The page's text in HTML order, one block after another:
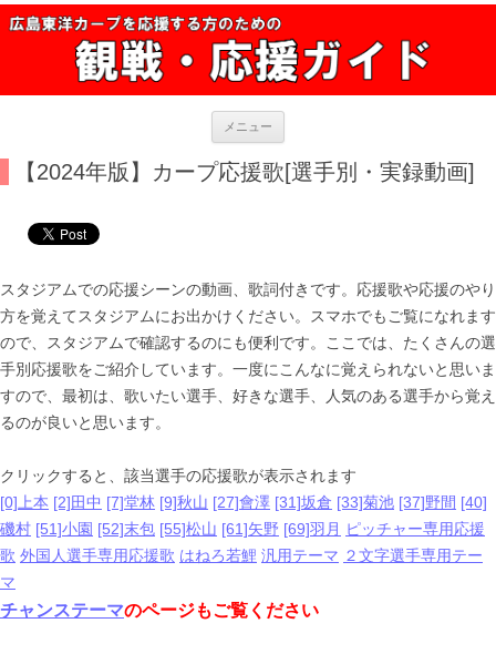
カープ応援ガイド 広島東洋カープの観戦・応援のために
広島カープがんばれ！カープを応援する方のために、実際の応援風景を交え
ながらスタジアムをガイドします。
メニュー
ン
ツ
【2024年版】カープ応援歌[選手別・実録動画]
スタジアムでの応援シーンの動画、歌詞付きです。応援歌や応援のやり
方を覚えてスタジアムにお出かけください。スマホでもご覧になれます
ので、スタジアムで確認するのにも便利です。ここでは、たくさんの選
手別応援歌をご紹介しています。一度にこんなに覚えられないと思いま
すので、最初は、歌いたい選手、好きな選手、人気のある選手から覚え
るのが良いと思います。
クリックすると、該当選手の応援歌が表示されます
[0]上本 [2]田中 [7]堂林 [9]秋山 [27]會澤 [31]坂倉 [33]菊池 [37]野間 [40]
磯村 [51]小園 [52]末包 [55]松山 [61]矢野 [69]羽月 ピッチャー専用応援
歌 外国人選手専用応援歌 はねろ若鯉 汎用テーマ ２文字選手専用テー
マ
チャンステーマのページもご覧ください